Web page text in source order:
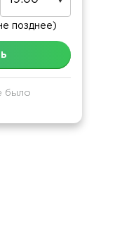
позднее)
было